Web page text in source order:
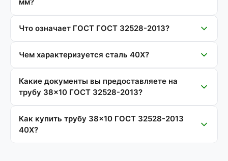
Что означает ГОСТ ГОСТ 32528-2013?
Чем характеризуется сталь 40Х?
Какие документы вы предоставляете на
трубу 38×10 ГОСТ 32528-2013?
Как купить трубу 38×10 ГОСТ 32528-2013
40Х?